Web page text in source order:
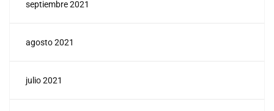
septiembre 2021
agosto 2021
julio 2021